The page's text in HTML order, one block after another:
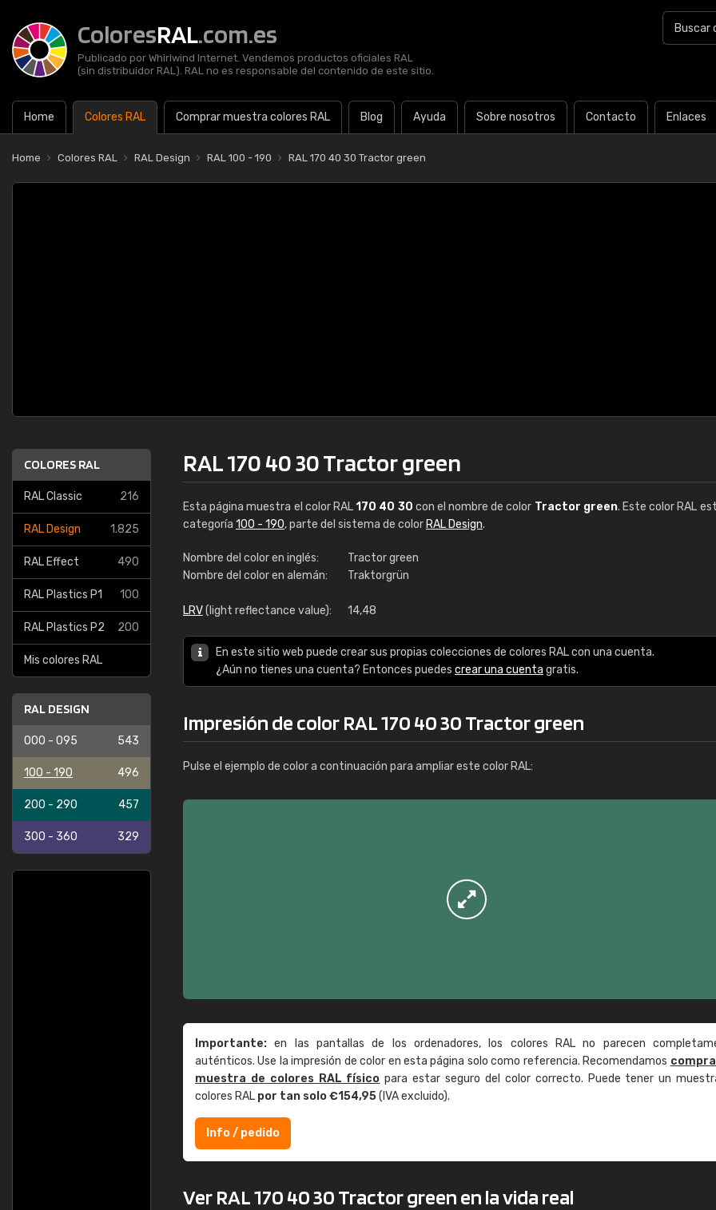
ColoresRAL.com.es
Publicado por Whirlwind Internet. Vendemos productos oficiales RAL
(sin distribuidor RAL). RAL no es responsable del contenido de este sitio.
Home Colores RAL Comprar muestra colores RAL Blog Ayuda Sobre nosotros Contacto Enlaces
Home Colores RAL RAL Design RAL 100 - 190 RAL 170 40 30 Tractor green
COLORES RAL
RAL Classic 216
RAL Design 1.825
RAL Effect 490
RAL Plastics P1 100
RAL Plastics P2 200
Mis colores RAL
RAL DESIGN
000 - 095 543
100 - 190 496
200 - 290 457
300 - 360 329
RAL 170 40 30 Tractor green
Esta página muestra el color RAL170 40 30 con el nombre de color Tractor green. Este color RAL
categoría 100 - 190, parte del sistema de color RAL Design.
Nombre del color en inglés:
Tractor green
Nombre del color en alemán:
Traktorgrün
LRV(light reflectance value): 14,48
En este sitio web puede crear sus propias colecciones de colores RAL con una cuenta.
¿Aún no tienes una cuenta? Entonces puedes crear una cuenta gratis.
Impresión de color RAL 170 40 30 Tractor green
Pulse el ejemplo de color a continuación para ampliar este color RAL:
Importante: en las pantallas de los ordenadores, los colores RAL no parecen
auténticos. Use la impresión de color en esta página solo como referencia. Recomendamos
muestra de colores RAL físico para estar seguro del color correcto. Puede tener un
colores RAL por tan solo €154,95(IVA excluido).
Info / pedido
Ver RAL 170 40 30 Tractor green en la vida real
RAL K7 a base de
Enrique